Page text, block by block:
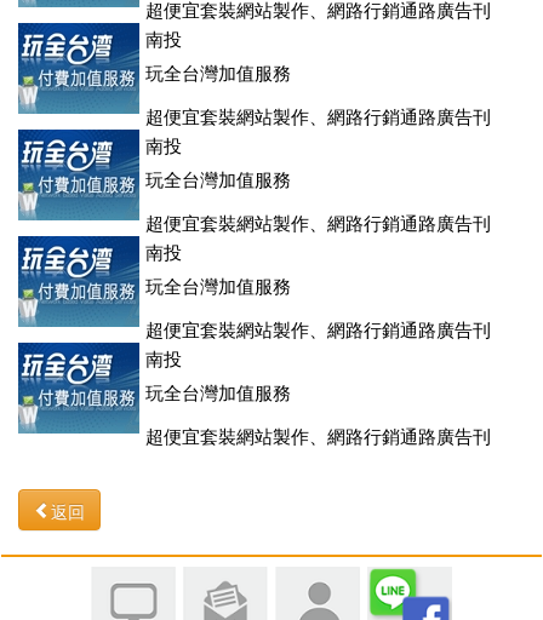
超便宜套裝網站製作、網路行銷通路廣告刊
登、訂房系統、客房委託旅行社銷售，全面優惠中....
南投
玩全台灣加值服務
超便宜套裝網站製作、網路行銷通路廣告刊
登、訂房系統、客房委託旅行社銷售，全面優惠中....
南投
玩全台灣加值服務
超便宜套裝網站製作、網路行銷通路廣告刊
登、訂房系統、客房委託旅行社銷售，全面優惠中....
南投
玩全台灣加值服務
超便宜套裝網站製作、網路行銷通路廣告刊
登、訂房系統、客房委託旅行社銷售，全面優惠中....
南投
玩全台灣加值服務
超便宜套裝網站製作、網路行銷通路廣告刊
返回